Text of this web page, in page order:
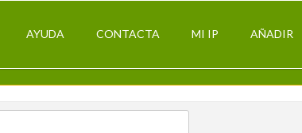
AYUDA CONTACTA MI IP AÑADIR